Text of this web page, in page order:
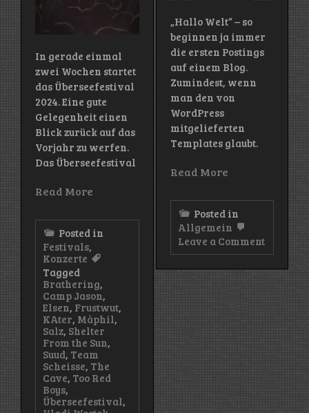
In gerade einmal
zwei Wochen startet
das Überseefestival
2024. Eine gute
Gelegenheit einen
Blick zurück auf das
Vorjahr zu werfen.
Das Überseefestival
Read More
Posted in
Festivals,
Konzerte
Tagged
Brathering,
Camp Jason,
Elsen, Frustwut,
KAter, Màphil,
Salz, Shelter
From the Sun,
Suud, Team
Scheisse, The
Cave, Too Red
Boys,
Überseefestival,
„Hallo Welt“ – so
beginnen ja immer
die ersten Postings
auf einem Blog.
Zumindest, wenn
man den von
WordPress
mitgelieferten
Templates glaubt.
Read More
Posted in
Allgemein
Leave a Commenton
Ein